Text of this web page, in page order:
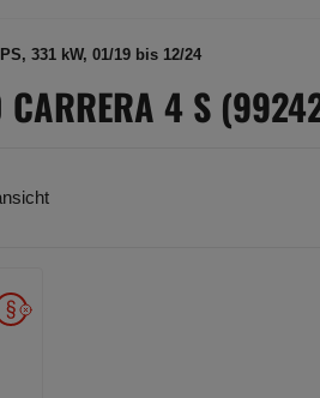
331 kW, 01/19 bis 12/24
CARRERA 4 S